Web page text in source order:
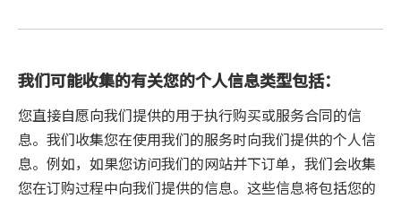
我们可能收集的有关您的个人信息类型包括：
您直接自愿向我们提供的用于执行购买或服务合同的信
息。我们收集您在使用我们的服务时向我们提供的个人信
息。例如，如果您访问我们的网站并下订单，我们会收集
您在订购过程中向我们提供的信息。这些信息将包括您的